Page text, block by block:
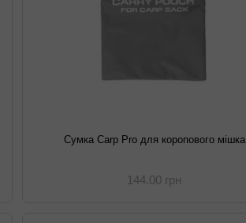
Сумка Carp Pro для коропового мішка
144.00 грн